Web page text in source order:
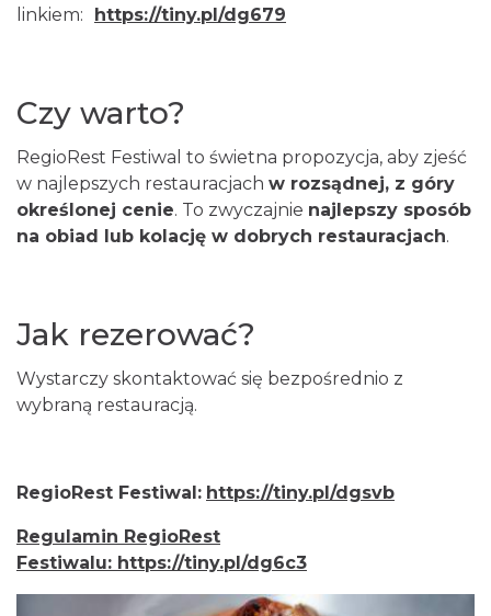
linkiem:
https://tiny.pl/dg679
Czy warto?
RegioRest Festiwal to świetna propozycja, aby zjeść
w najlepszych restauracjach w rozsądnej, z góry
określonej cenie. To zwyczajnie najlepszy sposób
na obiad lub kolację w dobrych restauracjach.
Jak rezerować?
Wystarczy skontaktować się bezpośrednio z
wybraną restauracją.
RegioRest Festiwal: https://tiny.pl/dgsvb
Regulamin RegioRest
Festiwalu: https://tiny.pl/dg6c3